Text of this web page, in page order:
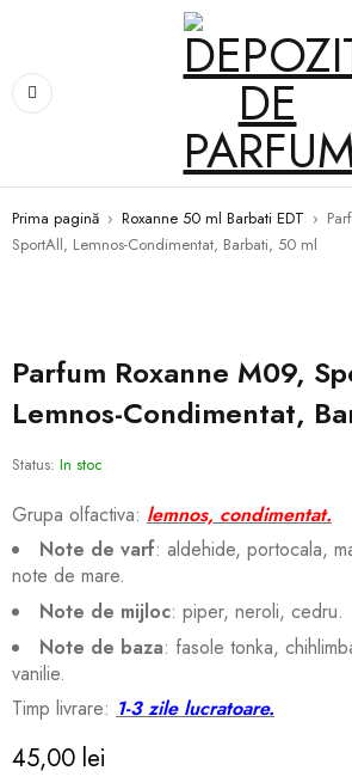
Prima pagină › Roxanne 50 ml Barbati EDT ›
SportAll, Lemnos-Condimentat, Barbati, 50 ml
Parfum Roxanne M09,
Lemnos-Condimentat,
Status: In stoc
Grupa olfactiva: lemnos, condimentat.
Note de varf: aldehide, portocala,
note de mare.
Note de mijloc: piper, neroli, cedru.
Note de baza: fasole tonka,
vanilie.
Timp livrare: 1-3 zile lucratoare.
45,00 lei